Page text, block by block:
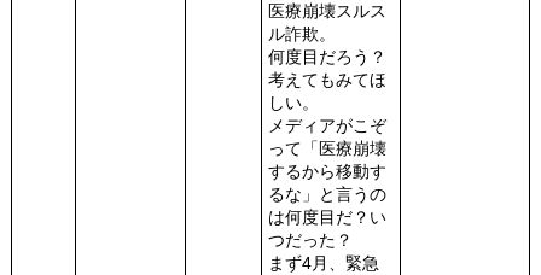
医療崩壊スルス
ル詐欺。
何度目だろう？
考えてもみてほ
しい。
メディアがこぞ
って「医療崩壊
するから移動す
るな」と言うの
は何度目だ？い
つだった？
まず4月、緊急